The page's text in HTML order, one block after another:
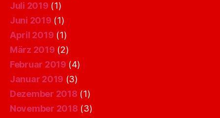
Juli 2019 (1)
Juni 2019 (1)
April 2019 (1)
März 2019 (2)
Februar 2019 (4)
Januar 2019 (3)
Dezember 2018 (1)
November 2018 (3)